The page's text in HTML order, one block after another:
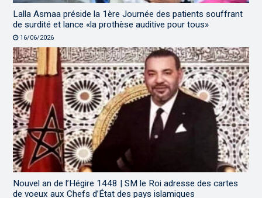
Lalla Asmaa préside la 1ère Journée des patients souffrant
de surdité et lance «la prothèse auditive pour tous»
16/06/2026
Nouvel an de l’Hégire 1448 | SM le Roi adresse des cartes
de voeux aux Chefs d’État des pays islamiques